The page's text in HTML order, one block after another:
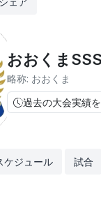
おおくまSSS
略称: おおくま
過去の大会実績
ケジュール 試合